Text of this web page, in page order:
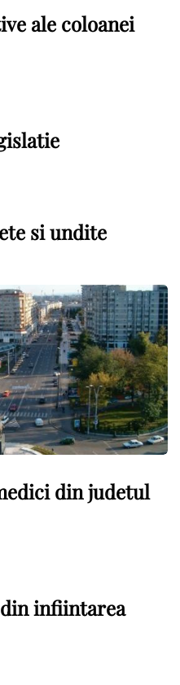
ale coloanei
si undite
din judetul
din infiintarea